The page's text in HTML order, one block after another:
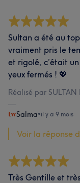
Sultan a été au
vraiment pris le
et rigolé, c’était
yeux fermés ! 💖
Réalisé par SULTAN
Salma•il y a 9 mois
Voir la réponse
Très Gentille et